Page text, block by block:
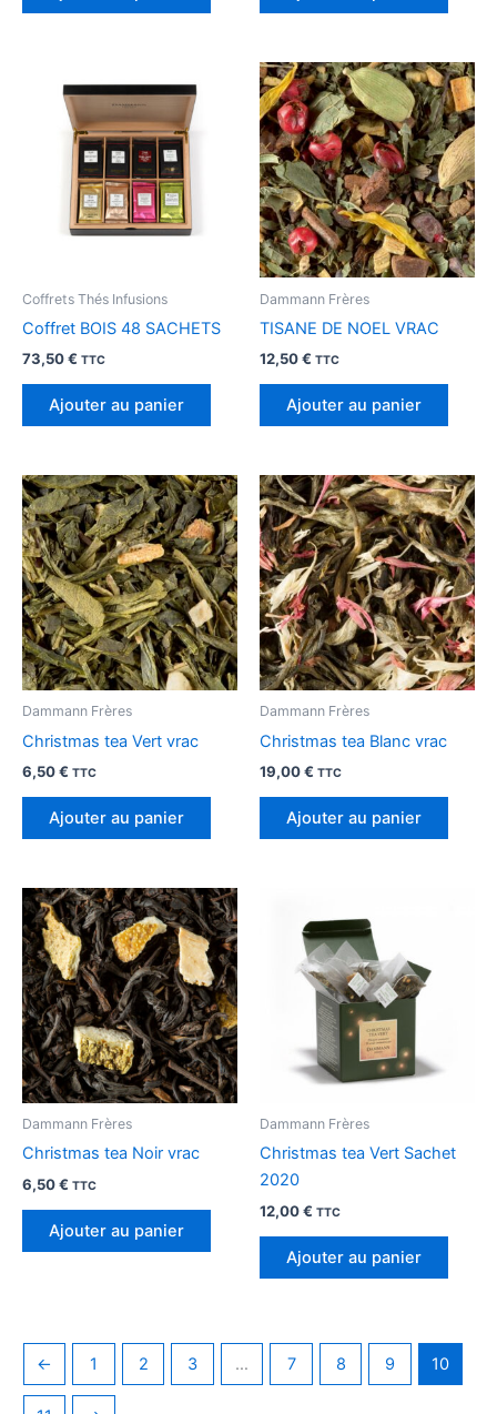
Coffrets Thés Infusions
Coffret BOIS 48 SACHETS
73,50€ TTC
Ajouter au panier
Dammann Frères
TISANE DE NOEL VRAC
12,50€ TTC
Ajouter au panier
Dammann Frères
Christmas tea Vert vrac
6,50€ TTC
Ajouter au panier
Dammann Frères
Christmas tea Blanc vrac
19,00€ TTC
Ajouter au panier
Dammann Frères
Christmas tea Noir vrac
6,50€ TTC
Ajouter au panier
Dammann Frères
Christmas tea Vert Sachet
2020
12,00€ TTC
Ajouter au panier
← 1 2 3 … 7 8 9 10